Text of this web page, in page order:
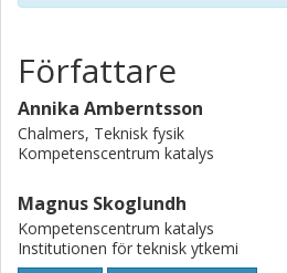
Författare
Annika Amberntsson
Chalmers, Teknisk fysik
Kompetenscentrum katalys
Magnus Skoglundh
Kompetenscentrum katalys
Institutionen för teknisk ytkemi